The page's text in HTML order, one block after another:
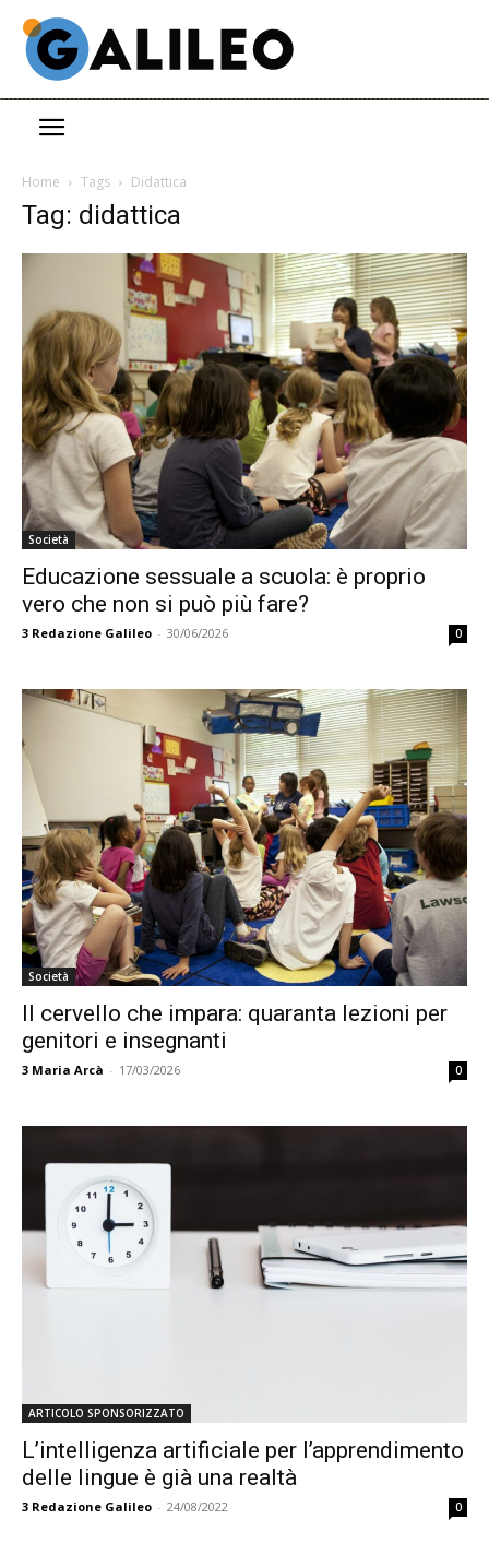
Home Tags Didattica
Tag: didattica
Società
Educazione sessuale a scuola: è proprio
vero che non si può più fare?
3 Redazione Galileo - 30/06/2026 0
Società
Il cervello che impara: quaranta lezioni per
genitori e insegnanti
3 Maria Arcà - 17/03/2026 0
ARTICOLO SPONSORIZZATO
L’intelligenza artificiale per l’apprendimento
delle lingue è già una realtà
3 Redazione Galileo - 24/08/2022 0